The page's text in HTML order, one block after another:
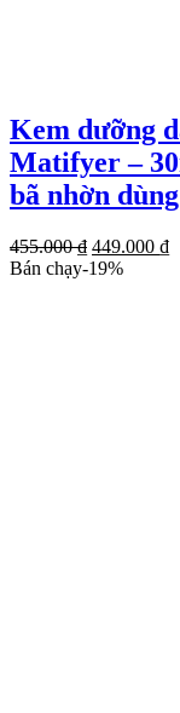
Kem dưỡng
Matifyer –
bã nhờn
455.000₫ Giá
gốc
449.000 ₫
Bán chạy-19%